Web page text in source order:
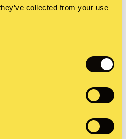
collected from your use
& Thought Leadership:
nicht entscheiden, welche
ist kulturelles
wie in UK oder USA.